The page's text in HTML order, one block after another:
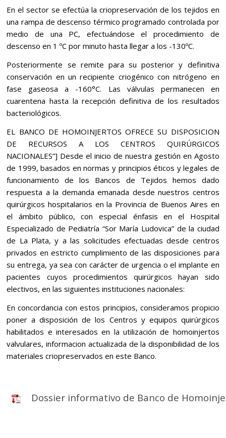
En el sector se efectúa la criopreservación de los tejidos en
una rampa de descenso térmico programado controlada por
medio de una PC, efectuándose el procedimiento de
descenso en 1 ºC por minuto hasta llegar a los -130ºC.
Posteriormente se remite para su posterior y definitiva
conservación en un recipiente criogénico con nitrógeno en
fase gaseosa a -160°C. Las válvulas permanecen en
cuarentena hasta la recepción definitiva de los resultados
bacteriológicos.
EL BANCO DE HOMOINJERTOS OFRECE SU DISPOSICION
DE RECURSOS A LOS CENTROS QUIRÚRGICOS
NACIONALES”] Desde el inicio de nuestra gestión en Agosto
de 1999, basados en normas y principios éticos y legales de
funcionamiento de los Bancos de Tejidos hemos dado
respuesta a la demanda emanada desde nuestros centros
quirúrgicos hospitalarios en la Provincia de Buenos Aires en
el ámbito público, con especial énfasis en el Hospital
Especializado de Pediatría “Sor María Ludovica” de la ciudad
de La Plata, y a las solicitudes efectuadas desde centros
privados en estricto cumplimiento de las disposiciones para
su entrega, ya sea con carácter de urgencia o el implante en
pacientes cuyos procedimientos quirúrgicos hayan sido
electivos, en las siguientes instituciones nacionales:
En concordancia con estos principios, consideramos propicio
poner a disposición de los Centros y equipos quirúrgicos
habilitados e interesados en la utilización de homoinjertos
valvulares, informacion actualizada de la disponibilidad de los
materiales criopreservados en este Banco.
Dossier informativo de Banco de